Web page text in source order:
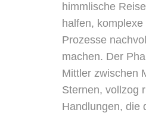
himmlische
halfen,
Prozesse
machen. Der
Mittler zwischen
Sternen, vollzog
Handlungen, die